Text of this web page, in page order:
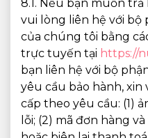
8.1. Nếu bạn muốn
vui lòng liên hệ với bộ
của chúng tôi bằng
trực tuyến tại https://
bạn liên hệ với bộ
yêu cầu bảo hành,
cấp theo yêu cầu: (1)
lỗi; (2) mã đơn hàng